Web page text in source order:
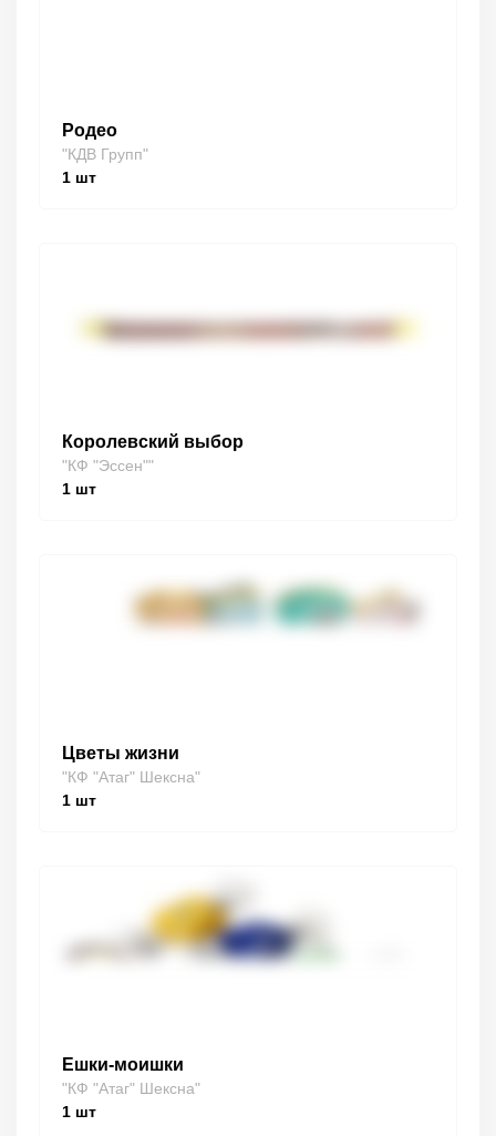
Родео
"КДВ Групп"
1 шт
Королевский выбор
"КФ "Эссен""
1 шт
Цветы жизни
"КФ "Атаг" Шексна"
1 шт
Ешки-моишки
"КФ "Атаг" Шексна"
1 шт